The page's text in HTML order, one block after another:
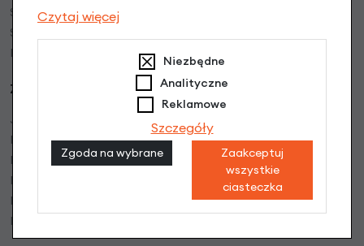
Serwis rowerów elektrycznych
Serwisy Partnerskie w Polsce
Blog bike
Zakupy:
Jak kupować
Formy płatności
Faktury VAT
Rower w firmie bez VAT
Instrukcje video
Bony prezentowe
Czytaj więcej
Niezbędne
Analityczne
Reklamowe
Szczegóły
Zgoda na wybrane
Zaakceptuj
wszystkie
ciasteczka